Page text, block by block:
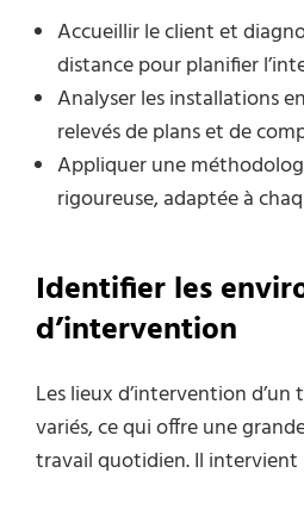
Accueillir le client et
distance pour planifier
Analyser les installations
relevés de plans et de
Appliquer une
rigoureuse, adaptée à
Identifier les
d’intervention
Les lieux d’intervention
variés, ce qui offre une
travail quotidien. Il intervient